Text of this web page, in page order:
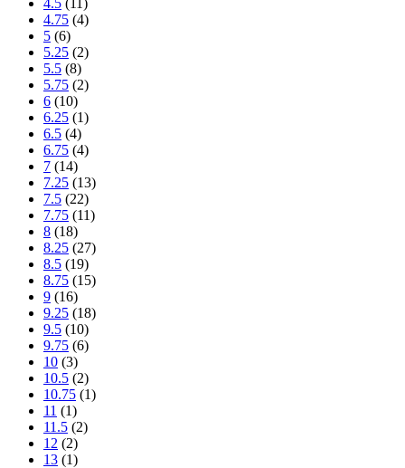
4.75 (4)
5 (6)
5.25 (2)
5.5 (8)
5.75 (2)
6 (10)
6.25 (1)
6.5 (4)
6.75 (4)
7 (14)
7.25 (13)
7.5 (22)
7.75 (11)
8 (18)
8.25 (27)
8.5 (19)
8.75 (15)
9 (16)
9.25 (18)
9.5 (10)
9.75 (6)
10 (3)
10.5 (2)
10.75 (1)
11 (1)
11.5 (2)
12 (2)
13 (1)